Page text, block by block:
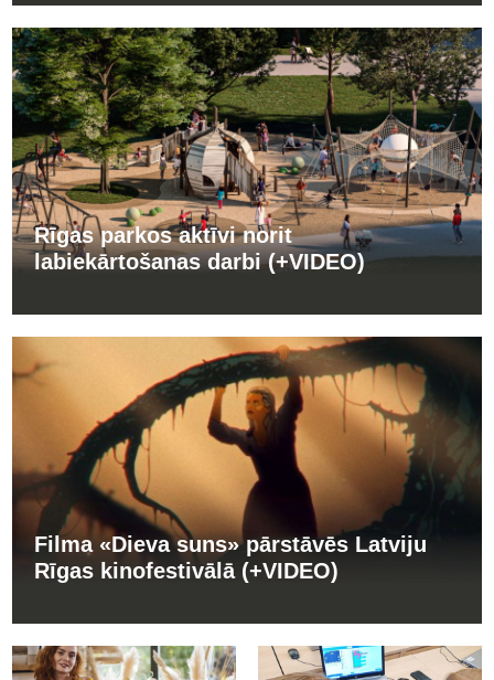
Rīgas parkos aktīvi norit
labiekārtošanas darbi (+VIDEO)
Filma «Dieva suns» pārstāvēs Latviju
Rīgas kinofestivālā (+VIDEO)